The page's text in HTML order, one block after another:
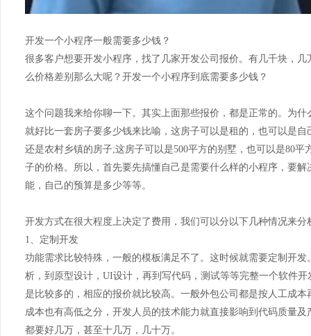
开发一个小程序一般需要多少钱？
很多客户想要开发小程序，找了几家开发公司报价。有几千块，
么价格差别那么大呢？开发一个小程序到底需要多少钱？
这个问题我来给你聊一下。其实上面那些报价，都是正常的。为什
就好比一套房子要多少钱来比喻，这房子可以是租的，也可以是
还是农村乡镇的房子;这房子可以是500平方的别墅，也可以是80平
子的价格。所以，首先要先搞懂自己是需要什么样的小程序，要
能，自己的预算是多少等等。
开发方式在很大程度上决定了费用，我们可以分以下几种情况来分
1、定制开发
功能需求比较特殊，一般的模板满足不了。这时候就需要定制开
析，到原型设计，UI设计，再到写代码，测试等等完整一个软件
是比较多的，相应的报价就比较高。一般外包公司都是按人工成
成本也有高低之分，开发人员的技术能力就直接影响到代码质量
都要好几万，甚至十几万，几十万。